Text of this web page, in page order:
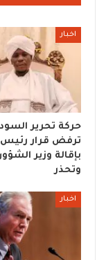
اخبار
حركة تحرير
ترفض قرار رئيس
بإقالة وزير
وتحذر
اخبار